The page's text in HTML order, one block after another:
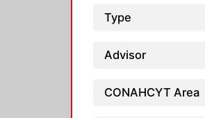
Type
Advisor
CONAHCYT Area